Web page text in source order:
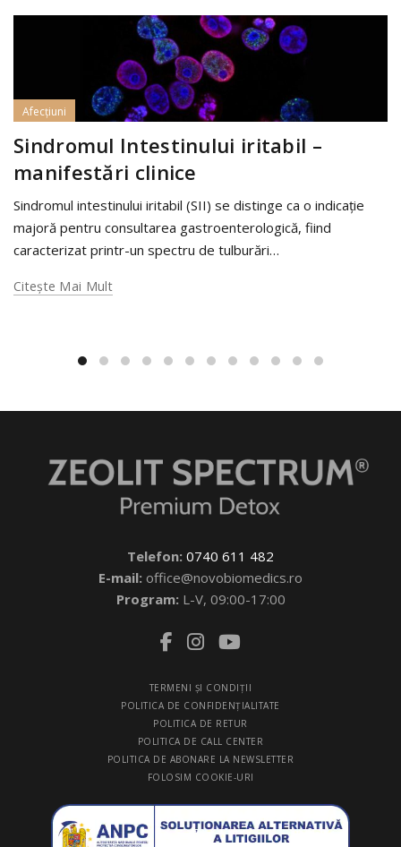
Afecţiuni
Sindromul Intestinului iritabil –
manifestări clinice
Sindromul intestinului iritabil (SII) se distinge ca o indicație
majoră pentru consultarea gastroenterologică, fiind
caracterizat printr-un spectru de tulburări…
Citeşte Mai Mult
Telefon: 0740 611 482
E-mail: office@novobiomedics.ro
Program: L-V, 09:00-17:00
TERMENI ŞI CONDIŢII
POLITICA DE CONFIDENŢIALITATE
POLITICA DE RETUR
POLITICA DE CALL CENTER
POLITICA DE ABONARE LA NEWSLETTER
FOLOSIM COOKIE-URI